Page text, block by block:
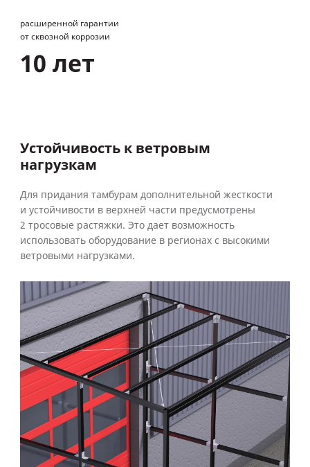
расширенной гарантии
от сквозной коррозии
10 лет
Устойчивость к ветровым
нагрузкам
Для придания тамбурам дополнительной жесткости
и устойчивости в верхней части предусмотрены
2 тросовые растяжки. Это дает возможность
использовать оборудование в регионах с высокими
ветровыми нагрузками.